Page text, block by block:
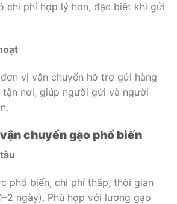
chi phí hợp lý hơn, đặc biệt khi gửi
vị vận chuyển hỗ trợ gửi hàng
tận nơi, giúp người gửi và người
chuyển gạo phổ biến
phổ biến, chi phí thấp, thời gian
ngày). Phù hợp với lượng gạo